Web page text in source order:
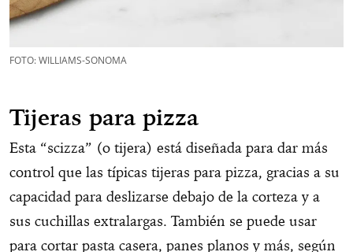
FOTO: WILLIAMS-SONOMA
Tijeras para pizza
Esta “scizza” (o tijera) está diseñada para dar más
control que las típicas tijeras para pizza, gracias a su
capacidad para deslizarse debajo de la corteza y a
sus cuchillas extralargas. También se puede usar
para cortar pasta casera, panes planos y más, según